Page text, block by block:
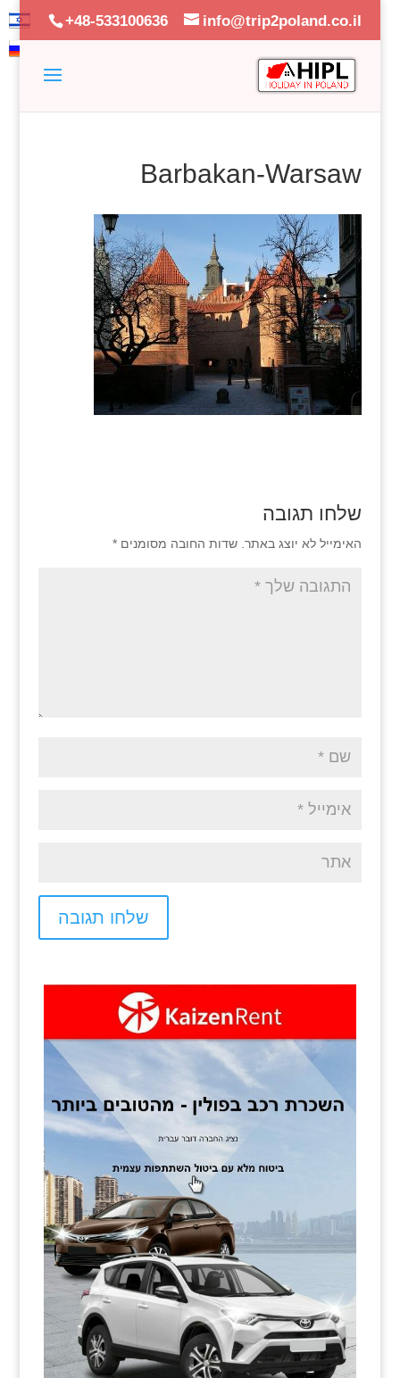
+48-533100636 info@trip2poland.co.il
Barbakan-Warsaw
שלחו תגובה
האימייל לא יוצג באתר. שדות החובה מסומנים *